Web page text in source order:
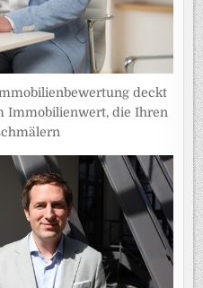
deckt
Immobilienwert, die Ihren